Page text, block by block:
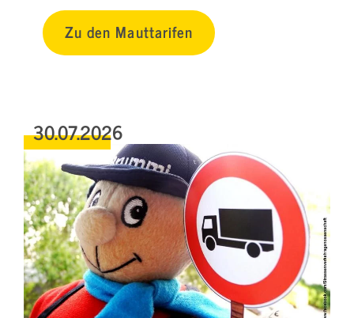
Zu den Mauttarifen
30.07.2026